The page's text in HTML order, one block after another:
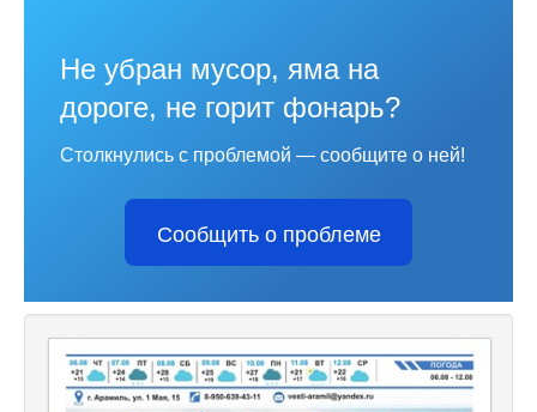
Не убран мусор, яма на
дороге, не горит фонарь?
Столкнулись с проблемой — сообщите о ней!
Сообщить о проблеме